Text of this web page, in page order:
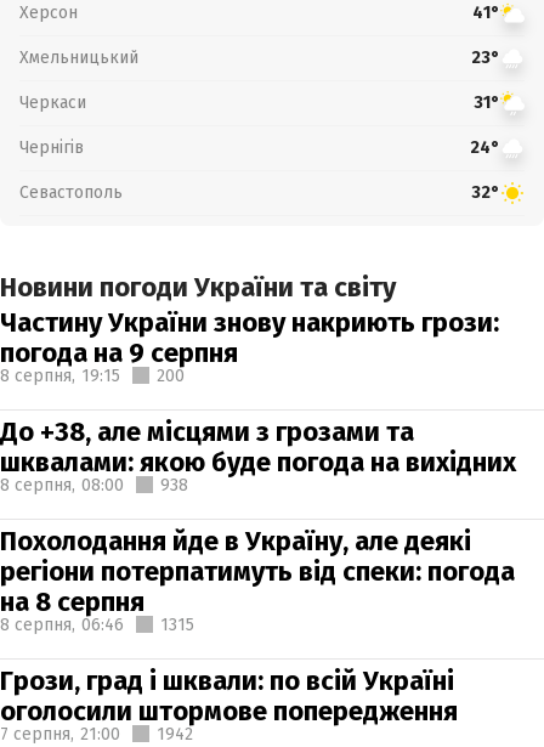
Херсон 41°
Хмельницький 23°
Черкаси 31°
Чернігів 24°
Севастополь 32°
Новини погоди України та світу
Частину України знову накриють грози:
погода на 9 серпня
8 серпня, 19:15 200
До +38, але місцями з грозами та
шквалами: якою буде погода на вихідних
8 серпня, 08:00 938
Похолодання йде в Україну, але деякі
регіони потерпатимуть від спеки: погода
на 8 серпня
8 серпня, 06:46 1315
Грози, град і шквали: по всій Україні
оголосили штормове попередження
7 серпня, 21:00 1942